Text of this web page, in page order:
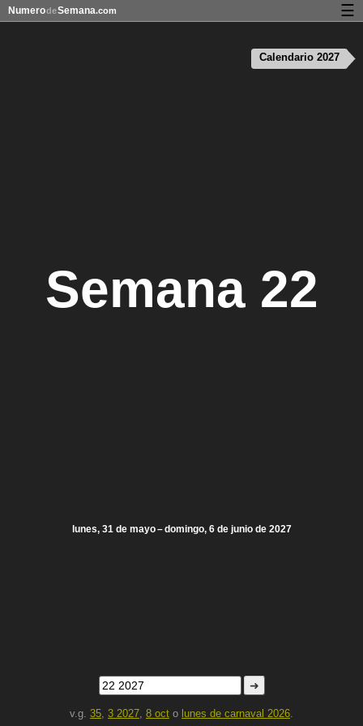
Semana 22
lunes, 31 de mayo – domingo, 6 de junio de 2027
➜
v.g. 35, 3 2027, 8 oct o lunes de carnaval 2026.
Calendario 2027
NumerodeSemana.com ☰